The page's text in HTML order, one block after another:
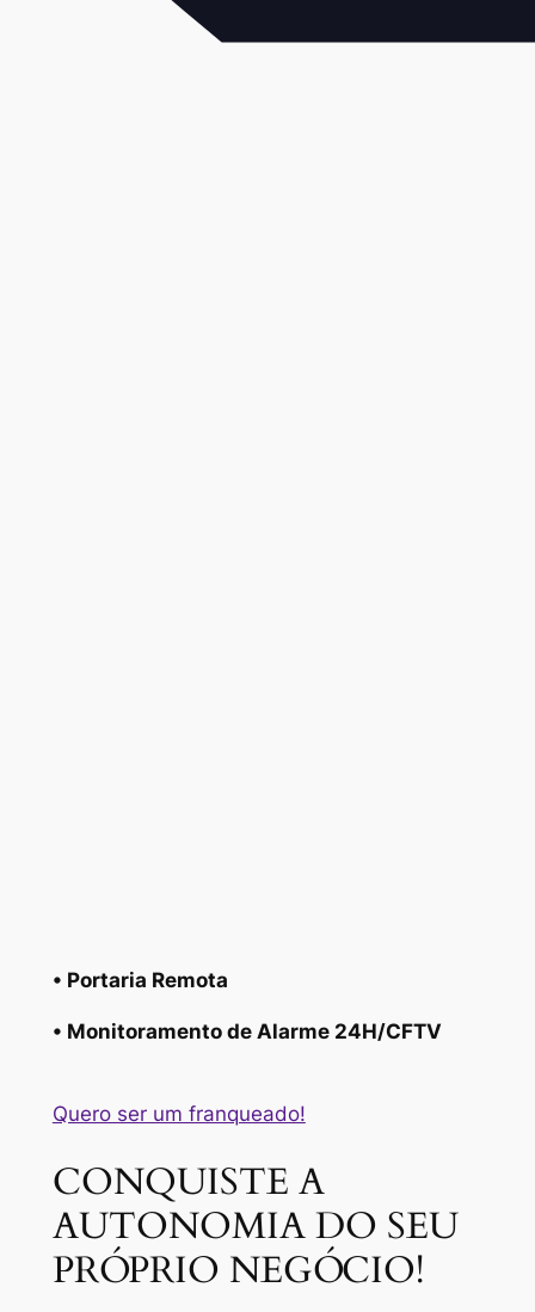
• Portaria Remota
• Monitoramento de Alarme 24H/CFTV
Quero ser um franqueado!
CONQUISTE A
AUTONOMIA DO SEU
PRÓPRIO NEGÓCIO!